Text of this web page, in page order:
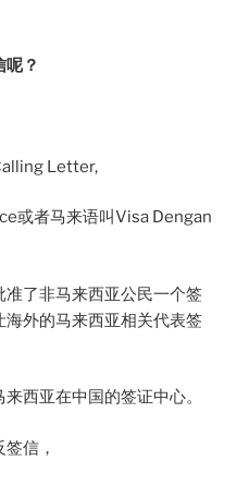
呢？
Letter,
或者马来语叫Visa Dengan
了非马来西亚公民一个签
外的马来西亚相关代表签
西亚在中国的签证中心。
信，